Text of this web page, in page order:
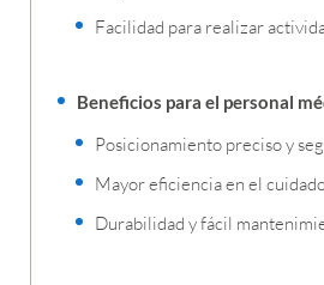
Facilidad para realizar
Beneficios para el personal
Posicionamiento preciso y
Mayor eficiencia en el
Durabilidad y fácil